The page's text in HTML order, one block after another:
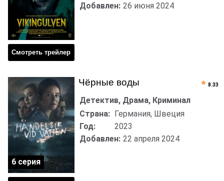
Смотреть трейлер
Добавлен: 26 июня 2024
Чёрные воды
Детектив, Драма, Криминал
Страна: Германия, Швеция
Год:
2023
Добавлен: 22 апреля 2024
6 серия
8.33